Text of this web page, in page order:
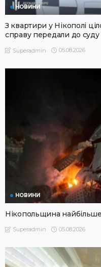
НОВИНИ
З квартири у Нікополі
справу передали до суду
Superadmin 05.08.2026
НОВИНИ
Нікопольщина
Superadmin 05.08.2026